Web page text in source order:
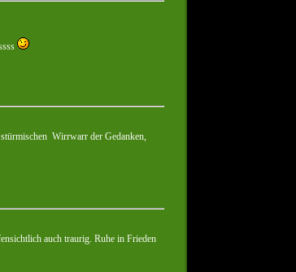
Wirrwarr der Gedanken,
auch traurig. Ruhe in Frieden